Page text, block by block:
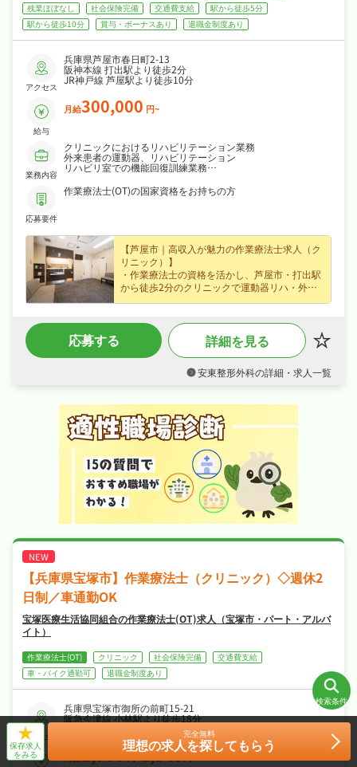
残業ほぼなし
社会保険完備 交通費支給
駅から徒歩5分
駅から徒歩10分
賞与・ボーナスあり 退職金制度あり
アクセス
兵庫県芦屋市春日町2-13
阪神本線 打出駅より徒歩2分
JR神戸線 芦屋駅より徒歩10分
給与
月給300,000 円~
業務内容
クリニックにおけるリハビリテーション業務
外来患者の運動器、リハビリテーション
リハビリ室での機能回復訓練業務
応募要件
作業療法士(OT)の国家資格をお持ちの方
【芦屋市｜高収入が魅力の作業療法士求人（ク
リニック）】
・作業療法士の資格を活かし、芦屋市・打出駅
から徒歩2分のクリニックで運動器リハ・外来
・正社員で月給30万円〜、賞与年2回・昇給あ
りなど好待遇で、あなたの経験を正当に評価し
やすく週休2日制・日曜・祝日休み・年間休日
立もしやすい職場です！
・社会保険完備、退職金制度あり、研修制度あ
りなど福利厚生も充実、はじめての方も安心し
て飛び込める職場です！
応募する 詳細を見る
安東整形外科の詳細・求人一覧
【兵庫県宝塚市】作業療法士（クリニック）◇週休2
日制／車通勤OK
宝塚医療生活協同組合の作業療法士(OT)求人（宝塚市・パート・アルバ
イト）
作業療法士(OT) クリニック 社会保険完備
交通費支給
車・バイク通勤可
退職金制度あり
アクセス
兵庫県宝塚市御所の前町15-21
阪急今津線 小林駅より徒歩18分
阪急今津線 逆瀬川駅より徒歩22分
1,700 1,940
検索条件
保存求人
をみる
完全無料
理想の求人を探してもらう
件